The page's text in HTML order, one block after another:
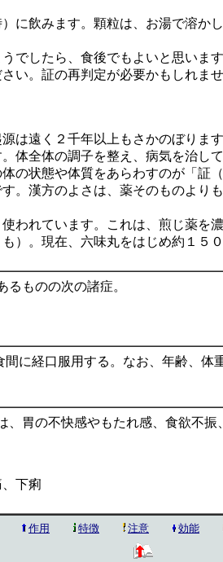
に飲みます。顆粒は、お湯で溶か
でしたら、食後でもよいと思います
い。証の再判定が必要かもしれませ
は遠く２千年以上もさかのぼりま
体全体の調子を整え、病気を治し
の状態や体質をあらわすのが「証
。漢方のよさは、薬そのものより
われています。これは、煎じ薬を
）。現在、六味丸をはじめ約１５
ものの次の諸症。
に経口服用する。なお、年齢、体
胃の不快感やもたれ感、食欲不
下痢
作用 特徴 注意 効能